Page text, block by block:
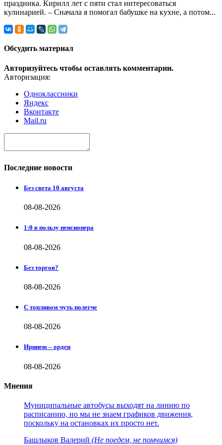
праздника. Кирилл лет с пяти стал интересоваться
кулинарией. – Сначала я помогал бабушке на кухне, а потом...
Обсудить материал
Авторизуйтесь чтобы оставлять комментарии.
Авторизация:
Одноклассники
Яндекс
Вконтакте
Mail.ru
Последние новости
Без света 10 августа
08-08-2026
1:0 в пользу пенсионера
08-08-2026
Без торгов?
08-08-2026
С топливом чуть полегче
08-08-2026
Иринею – орден
08-08-2026
Мнения
Муниципальные автобусы выходят на линию по
расписанию, но мы не знаем графиков движения,
поскольку на остановках их просто нет.
Башлыков Валерий (Не поедем, не помчимся)